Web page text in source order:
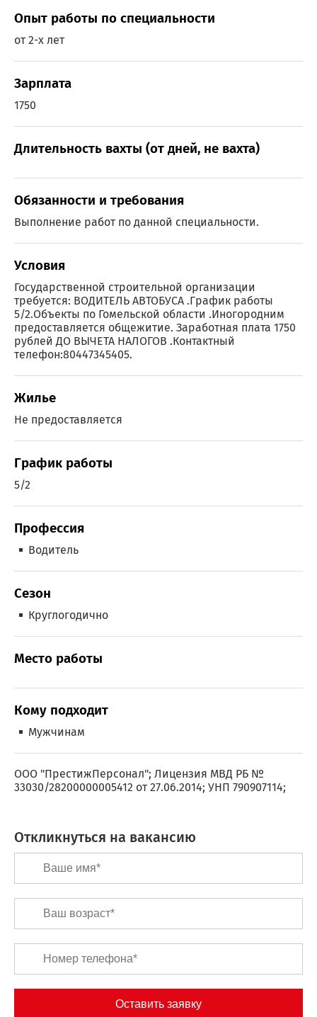
Опыт работы по специальности
от 2-х лет
Зарплата
1750
Длительность вахты (от дней, не вахта)
Обязанности и требования
Выполнение работ по данной специальности.
Условия
Государственной строительной организации
требуется: ВОДИТЕЛЬ АВТОБУСА .График работы
5/2.Объекты по Гомельской области .Иногородним
предоставляется общежитие. Заработная плата 1750
рублей ДО ВЫЧЕТА НАЛОГОВ .Контактный
телефон:80447345405.
Жилье
Не предоставляется
График работы
5/2
Профессия
Водитель
Сезон
Круглогодично
Место работы
Кому подходит
Мужчинам
ООО "ПрестижПерсонал"; Лицензия МВД РБ №
33030/28200000005412 от 27.06.2014; УНП 790907114;
Откликнуться на вакансию